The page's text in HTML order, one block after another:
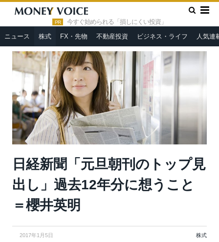
PR 今すぐ始められる「損しにくい投資」
ニュース 株式 FX・先物 不動産投資 ビジネス・ライフ 人気連
HOME » 株式 »
日経新聞「元旦朝刊のトップ見出し」過去12
年分に想うこと＝櫻井英明
日経新聞「元旦朝刊のトップ見
出し」過去12年分に想うこと
＝櫻井英明
2017年1月5日 株式